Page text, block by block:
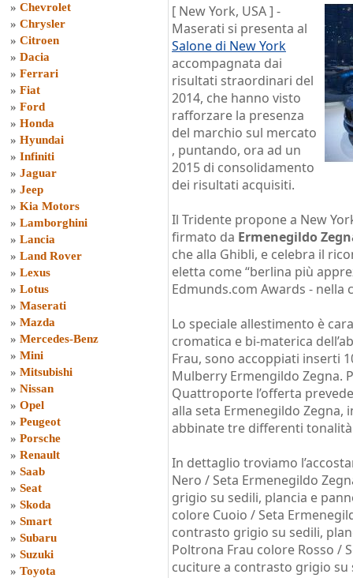
» Chevrolet
» Chrysler
» Citroen
» Dacia
» Ferrari
» Fiat
» Ford
» Honda
» Hyundai
» Infiniti
» Jaguar
» Jeep
» Kia Motors
» Lamborghini
» Lancia
» Land Rover
» Lexus
» Lotus
» Maserati
» Mazda
» Mercedes-Benz
» Mini
» Mitsubishi
» Nissan
» Opel
» Peugeot
» Porsche
» Renault
» Saab
» Seat
» Skoda
» Smart
» Subaru
» Suzuki
» Toyota
[ New York, USA ] -
Maserati si presenta al
Salone di New York
accompagnata dai
risultati straordinari del
2014, che hanno visto
rafforzare la presenza
del marchio sul mercato
, puntando, ora ad un
2015 di consolidamento
dei risultati acquisiti.
Il Tridente propone a New
firmato da Ermenegildo
che alla Ghibli, e celebra il
eletta come “berlina più
Edmunds.com Awards - nella
Lo speciale allestimento è
cromatica e bi-materica
Frau, sono accoppiati inserti
Mulberry Ermengildo Zegna.
Quattroporte l’offerta
alla seta Ermenegildo Zegna,
abbinate tre differenti
In dettaglio troviamo
Nero / Seta Ermenegildo
grigio su sedili, plancia e
colore Cuoio / Seta
contrasto grigio su sedili,
Poltrona Frau colore Rosso /
cuciture a contrasto grigio su